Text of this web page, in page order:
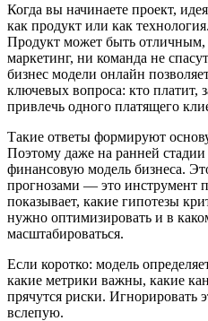
Когда вы начинаете проект,
как продукт или как
Продукт может быть отличным,
маркетинг, ни команда не
бизнес модели онлайн
ключевых вопроса: кто платит,
привлечь одного платящего
Такие ответы формируют
Поэтому даже на ранней
финансовую модель бизнеса.
прогнозами — это инструмент
показывает, какие гипотезы
нужно оптимизировать и в
масштабироваться.
Если коротко: модель
какие метрики важны, какие
прячутся риски. Игнорировать
вслепую.